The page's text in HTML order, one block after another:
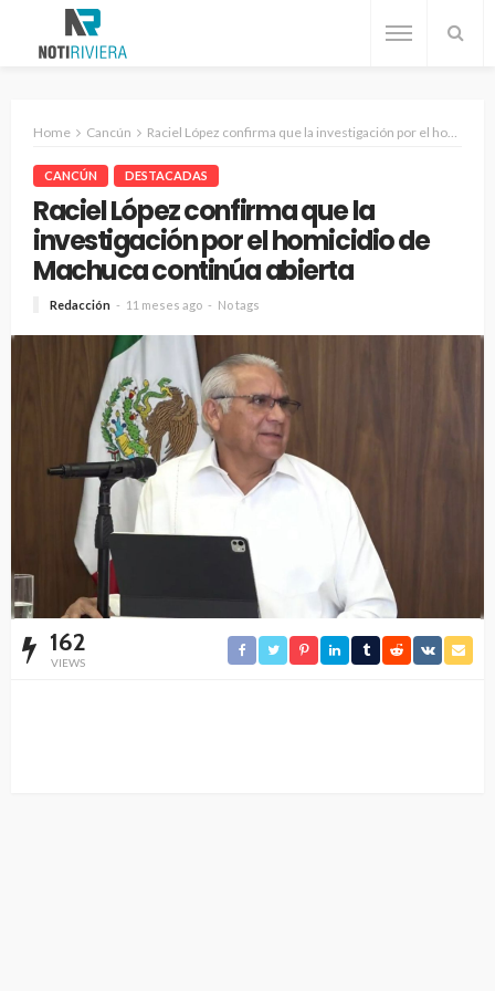
Home Cancún Raciel López confirma que la investigación por el homicidio de Machuca continúa abierta
CANCÚN DESTACADAS
Raciel López confirma que la
investigación por el homicidio de
Machuca continúa abierta
Redacción 11 meses ago No tags
162
VIEWS